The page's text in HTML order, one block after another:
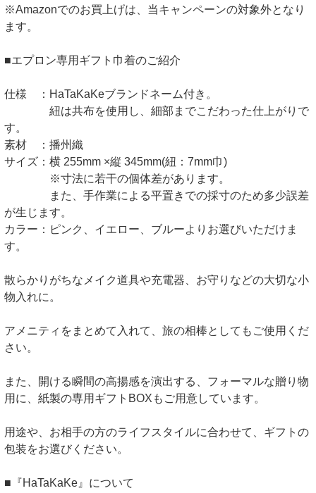
※Amazonでのお買上げは、当キャンペーンの対象外となり
ます。
■エプロン専用ギフト巾着のご紹介
仕様 ：HaTaKaKeブランドネーム付き。
紐は共布を使用し、細部までこだわった仕上がりで
す。
素材 ：播州織
サイズ：横 255mm ×縦 345mm(紐：7mm巾)
※寸法に若干の個体差があります。
また、手作業による平置きでの採寸のため多少誤差
が生じます。
カラー：ピンク、イエロー、ブルーよりお選びいただけま
す。
散らかりがちなメイク道具や充電器、お守りなどの大切な小
物入れに。
アメニティをまとめて入れて、旅の相棒としてもご使用くだ
さい。
また、開ける瞬間の高揚感を演出する、フォーマルな贈り物
用に、紙製の専用ギフトBOXもご用意しています。
用途や、お相手の方のライフスタイルに合わせて、ギフトの
包装をお選びください。
■『HaTaKaKe』について